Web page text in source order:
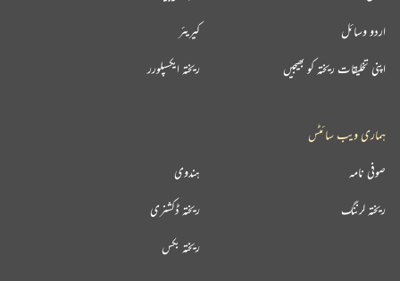
اردو وسائل
اپنی تخلیقات ریختہ کو بھیجیں
کیریئر
ریختہ ایکسپلورر
ہماری ویب سائٹس
ہندوی صوفی نامہ
ریختہ ڈکشنری ریختہ لرننگ
ریختہ بکس